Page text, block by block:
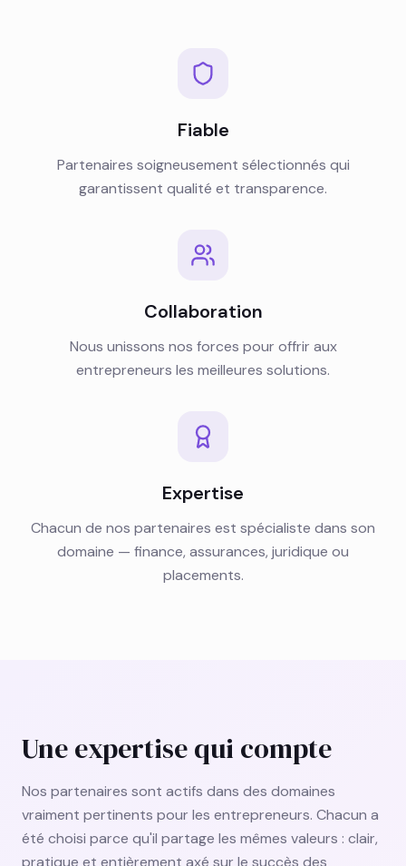
Fiable
Partenaires soigneusement sélectionnés qui
garantissent qualité et transparence.
Collaboration
Nous unissons nos forces pour offrir aux
entrepreneurs les meilleures solutions.
Expertise
Chacun de nos partenaires est spécialiste dans son
domaine — finance, assurances, juridique ou
placements.
Une expertise qui compte
Nos partenaires sont actifs dans des domaines
vraiment pertinents pour les entrepreneurs. Chacun a
été choisi parce qu'il partage les mêmes valeurs : clair,
pratique et entièrement axé sur le succès des